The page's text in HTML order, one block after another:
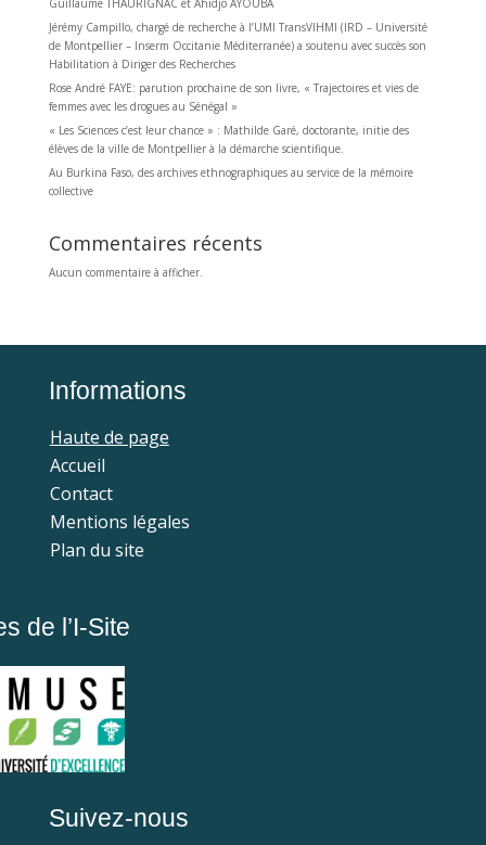
Guillaume THAURIGNAC et Ahidjo AYOUBA
Jérémy Campillo, chargé de recherche à l’UMI TransVIHMI (IRD – Université
de Montpellier – Inserm Occitanie Méditerranée) a soutenu avec succès son
Habilitation à Diriger des Recherches
Rose André FAYE: parution prochaine de son livre, « Trajectoires et vies de
femmes avec les drogues au Sénégal »
« Les Sciences c’est leur chance » : Mathilde Garé, doctorante, initie des
élèves de la ville de Montpellier à la démarche scientifique.
Au Burkina Faso, des archives ethnographiques au service de la mémoire
collective
Commentaires récents
Aucun commentaire à afficher.
Informations
Haute de page
Accueil
Contact
Mentions légales
Plan du site
de l’I-Site
Suivez-nous